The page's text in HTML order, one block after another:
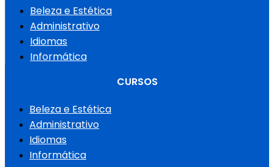
Beleza e Estética
Administrativo
Idiomas
Informática
CURSOS
Beleza e Estética
Administrativo
Idiomas
Informática